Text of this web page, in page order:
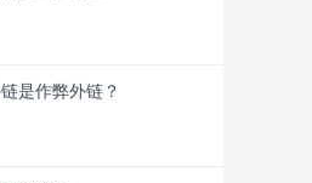
是作弊外链？